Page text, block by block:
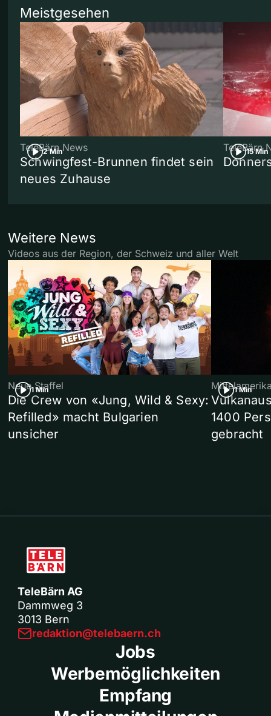
Meistgesehen
2 Min
TeleBärn News
Schwingfest-Brunnen findet sein
neues Zuhause
15 Min
TeleBärn
Weitere News
Videos aus der Region, der Schweiz und aller Welt
1 Min
Neue Staffel
Die Crew von «Jung, Wild & Sexy:
Refilled» macht Bulgarien
unsicher
1 Min
1400
gebracht
TeleBärn AG
Dammweg 3
3013 Bern
redaktion@telebaern.ch
Jobs
Werbemöglichkeiten
Empfang